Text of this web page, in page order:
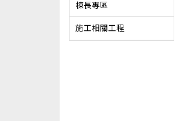
棟長專區
施工相關工程